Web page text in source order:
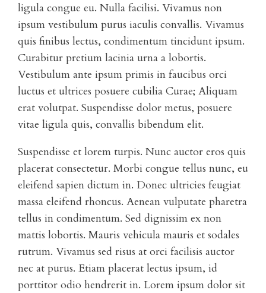
ligula congue eu. Nulla facilisi. Vivamus non
ipsum vestibulum purus iaculis convallis. Vivamus
quis finibus lectus, condimentum tincidunt ipsum.
Curabitur pretium lacinia urna a lobortis.
Vestibulum ante ipsum primis in faucibus orci
luctus et ultrices posuere cubilia Curae; Aliquam
erat volutpat. Suspendisse dolor metus, posuere
vitae ligula quis, convallis bibendum elit.
Suspendisse et lorem turpis. Nunc auctor eros quis
placerat consectetur. Morbi congue tellus nunc, eu
eleifend sapien dictum in. Donec ultricies feugiat
massa eleifend rhoncus. Aenean vulputate pharetra
tellus in condimentum. Sed dignissim ex non
mattis lobortis. Mauris vehicula mauris et sodales
rutrum. Vivamus sed risus at orci facilisis auctor
nec at purus. Etiam placerat lectus ipsum, id
porttitor odio hendrerit in. Lorem ipsum dolor sit